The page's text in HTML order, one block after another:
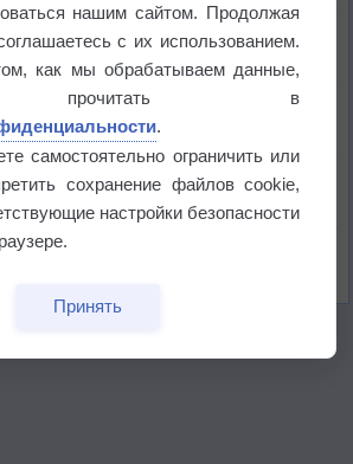
построит маршрут через тень
начала замерзать
климата повлияло на ареал обитания
нашим сайтом. Продолжая
с их использованием.
как мы обрабатываем данные,
прочитать в
.
самостоятельно ограничить или
сохранение файлов cookie,
настройки безопасности
Принять